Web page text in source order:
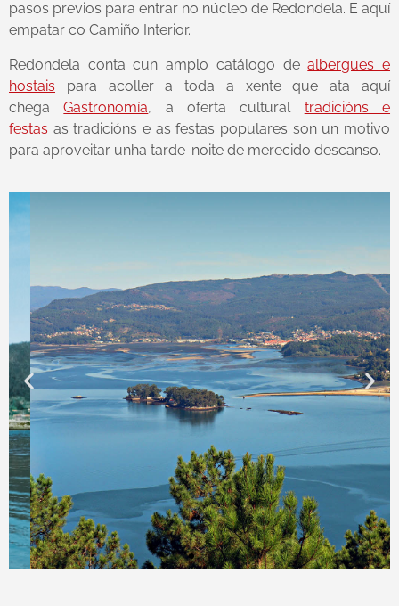
pasos previos para entrar no núcleo de Redondela. E aquí
empatar co Camiño Interior.
Redondela conta cun amplo catálogo dealbergues e
hostais para acoller a toda a xente que ata aquí
chegaGastronomía, a oferta cultural tradicións e
festas as tradicións e as festas populares son un motivo
para aproveitar unha tarde-noite de merecido descanso.